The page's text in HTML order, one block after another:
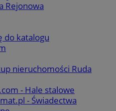
Rejonowa
do katalogu
nieruchomości Ruda
- Hale stalowe
- Świadectwa